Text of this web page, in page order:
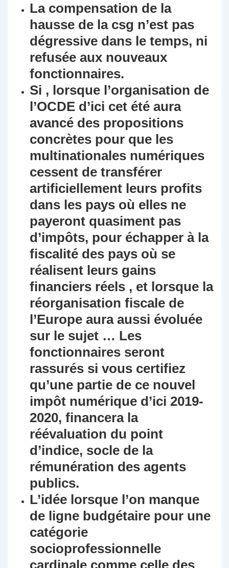
La compensation de la
hausse de la csg n’est pas
dégressive dans le temps, ni
refusée aux nouveaux
fonctionnaires.
Si , lorsque l’organisation de
l’OCDE d’ici cet été aura
avancé des propositions
concrètes pour que les
multinationales numériques
cessent de transférer
artificiellement leurs profits
dans les pays où elles ne
payeront quasiment pas
d’impôts, pour échapper à la
fiscalité des pays où se
réalisent leurs gains
financiers réels , et lorsque la
réorganisation fiscale de
l’Europe aura aussi évoluée
sur le sujet … Les
fonctionnaires seront
rassurés si vous certifiez
qu’une partie de ce nouvel
impôt numérique d’ici 2019-
2020, financera la
réévaluation du point
d’indice, socle de la
rémunération des agents
publics.
L’idée lorsque l’on manque
de ligne budgétaire pour une
catégorie
socioprofessionnelle